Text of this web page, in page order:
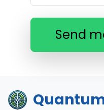
Send